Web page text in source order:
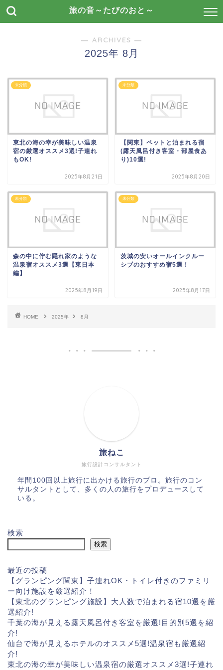
旅の音～たびのおと～
― ARCHIVES ―
2025年 8月
未分類
東北の海の幸が美味しい温泉
宿の厳選オススメ3選!子連れ
もOK!
2025年8月21日
未分類
【関東】ペットと泊まれる宿
(露天風呂付き客室・部屋食あ
り)10選!
2025年8月20日
未分類
森の中に佇む隠れ家のような
温泉宿オススメ3選【東日本
編】
2025年8月19日
未分類
茨城の安いオールインクルー
シブのおすすめ宿5選！
2025年8月17日
HOME 2025年 8月
旅行設計コンサルタント
旅ねこ
年間100回以上旅行に出かける旅行のプロ。旅行のコン
サルタントとして、多くの人の旅行をプロデュースして
いる。
検索
検索
最近の投稿
【グランピング関東】子連れOK・トイレ付きのファミリ
ー向け施設を厳選紹介！
【東北のグランピング施設】大人数で泊まれる宿10選を厳
選紹介!
千葉の海が見える露天風呂付き客室を厳選!目的別5選を紹
介!
仙台で海が見えるホテルのオススメ5選!温泉宿も厳選紹
介!
東北の海の幸が美味しい温泉宿の厳選オススメ3選!子連れ